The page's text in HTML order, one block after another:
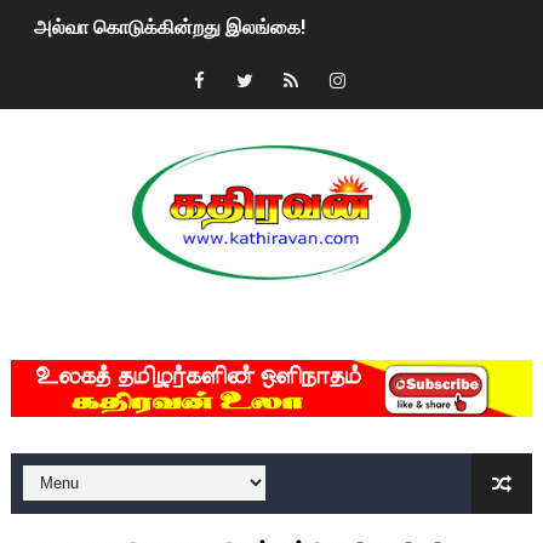
அல்வா கொடுக்கின்றது இலங்கை!
2ஆம் நாள் உக்ரைன் யுத்தம்!! எங்களைத் தனிமையில்
மகிந்த ராஜபக்சே பதவி விலக திட்டம்?
ரவுடி பேபிக்கு நடந்த தரமான சம்பவம்.. ஆபாச வீடியோக்களால்
குண்டை தூக்கிப்போட்ட ஆய்வு…. இந்தியாவின் “கோவிஷீல்டு”
யாழில் தமிழின தலைவர் பிரபாகரனின் பிறந்தநாளை
ஏர்போர்ட்டில் உதைத்த நபர் யார், என்ன நடந்தது?: உண்மையை
சீனா இலங்கையிடம் 8 மில்லியன் அமெரிக்க டொலர் நட்டஈடு